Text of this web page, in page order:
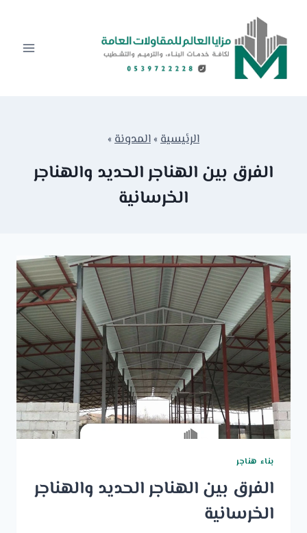
المحتوى
الرئيسية»المدونة»
الفرق بين الهناجر الحديد والهناجر
الخرسانية
بناء هناجر
الفرق بين الهناجر الحديد والهناجر
الخرسانية